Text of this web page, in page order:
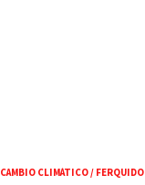
CAMBIO CLIMÁTICO / FERQUIDO